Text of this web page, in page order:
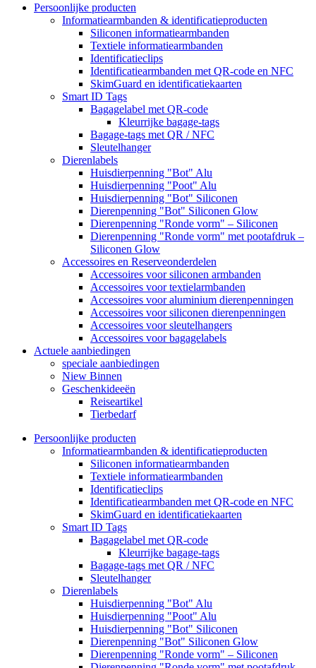
Persoonlijke producten
Informatiearmbanden & identificatieproducten
Siliconen informatiearmbanden
Textiele informatiearmbanden
Identificatieclips
Identificatiearmbanden met QR-code en NFC
SkimGuard en identificatiekaarten
Smart ID Tags
Bagagelabel met QR-code
Kleurrijke bagage-tags
Bagage-tags met QR / NFC
Sleutelhanger
Dierenlabels
Huisdierpenning "Bot" Alu
Huisdierpenning "Poot" Alu
Huisdierpenning "Bot" Siliconen
Dierenpenning "Bot" Siliconen Glow
Dierenpenning "Ronde vorm" – Siliconen
Dierenpenning "Ronde vorm" met pootafdruk –
Siliconen Glow
Accessoires en Reserveonderdelen
Accessoires voor siliconen armbanden
Accessoires voor textielarmbanden
Accessoires voor aluminium dierenpenningen
Accessoires voor siliconen dierenpenningen
Accessoires voor sleutelhangers
Accessoires voor bagagelabels
Actuele aanbiedingen
speciale aanbiedingen
Niew Binnen
Geschenkideeën
Reiseartikel
Tierbedarf
Persoonlijke producten
Informatiearmbanden & identificatieproducten
Siliconen informatiearmbanden
Textiele informatiearmbanden
Identificatieclips
Identificatiearmbanden met QR-code en NFC
SkimGuard en identificatiekaarten
Smart ID Tags
Bagagelabel met QR-code
Kleurrijke bagage-tags
Bagage-tags met QR / NFC
Sleutelhanger
Dierenlabels
Huisdierpenning "Bot" Alu
Huisdierpenning "Poot" Alu
Huisdierpenning "Bot" Siliconen
Dierenpenning "Bot" Siliconen Glow
Dierenpenning "Ronde vorm" – Siliconen